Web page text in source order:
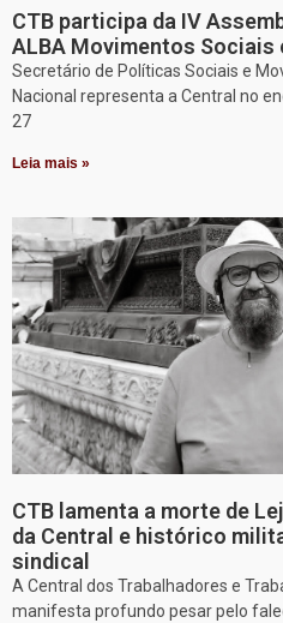
CTB participa da IV
ALBA Movimentos Sociais
Secretário de Políticas Sociais e
Nacional representa a Central no
27
Leia mais »
CTB lamenta a morte de
da Central e histórico
sindical
A Central dos Trabalhadores e
manifesta profundo pesar pelo